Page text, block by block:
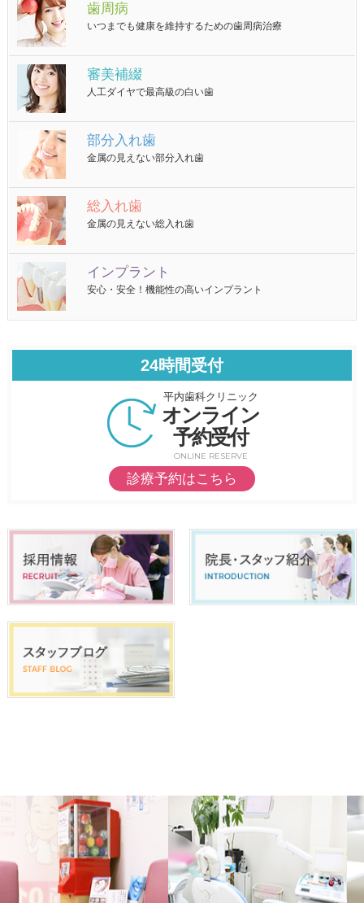
歯周病
いつまでも健康を維持するための歯周病治療
審美補綴
人工ダイヤで最高級の白い歯
部分入れ歯
金属の見えない部分入れ歯
総入れ歯
金属の見えない総入れ歯
インプラント
安心・安全！機能性の高いインプラント
24時間受付
平内歯科クリニック
オンライン
予約受付
ONLINE RESERVE
診療予約はこちら